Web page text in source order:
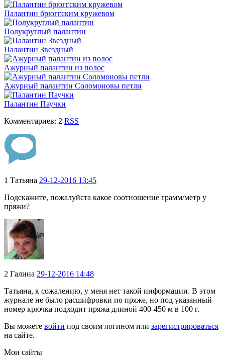
Палантин брюггским кружевом
Полукруглый палантин
Палантин Звездный
Ажурный палантин из полос
Ажурный палантин Соломоновы петли
Палантин Паучки
Комментариев: 2 RSS
1 Татьяна 29-12-2016 13:45
Подскажите, пожалуйста какое соотношение грамм/метр у
пряжи?
2 Галина 29-12-2016 14:48
Татьяна, к сожалению, у меня нет такой информации. В этом
журнале не было расшифровки по пряже, но под указанный
номер крючка подходит пряжа длиной 400-450 м в 100 г.
Вы можете войти под своим логином или зарегистрироваться
на сайте.
Мои сайты